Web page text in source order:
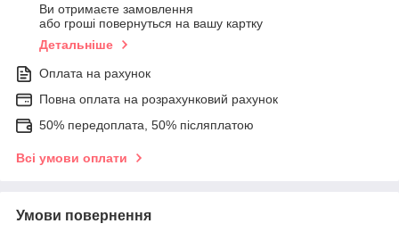
Ви отримаєте замовлення
або гроші повернуться на вашу картку
Детальніше
Оплата на рахунок
Повна оплата на розрахунковий рахунок
50% передоплата, 50% післяплатою
Всі умови оплати
Умови повернення